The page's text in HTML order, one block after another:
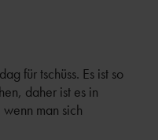
für tschüss. Es ist so
daher ist es in
man sich